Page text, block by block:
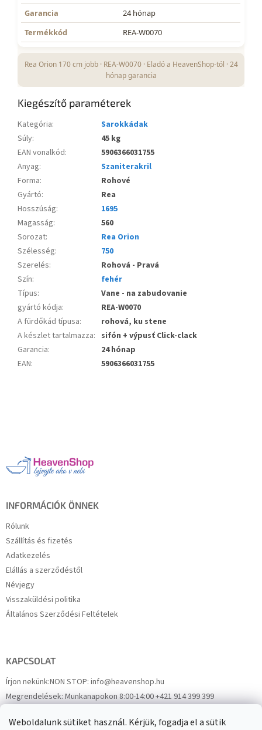
Weboldalunk sütiket használ. Kérjük, fogadja el a sütik
Garancia
24 hónap
Termékkód
REA-W0070
Rea Orion 170 cm jobb · REA-W0070 · Eladó a HeavenShop-tól · 24
hónap garancia
Kiegészítő paraméterek
Kategória:
Sarokkádak
Súly:
45 kg
EAN vonalkód:
5906366031755
Anyag:
Szaniterakril
Forma:
Rohové
Gyártó:
Rea
Hosszúság:
1695
Magasság:
560
Sorozat:
Rea Orion
Szélesség:
750
Szerelés:
Rohová - Pravá
Szín:
fehér
Típus:
Vane - na zabudovanie
gyártó kódja:
REA-W0070
A fürdőkád típusa:
rohová, ku stene
A készlet tartalmazza: sifón + výpusť Click-clack
Garancia:
24 hónap
EAN: 5906366031755
INFORMÁCIÓK ÖNNEK
Rólunk
Szállítás és fizetés
Adatkezelés
Elállás a szerződéstől
Névjegy
Visszaküldési politika
Általános Szerződési Feltételek
KAPCSOLAT
Írjon nekünk:NON STOP: info@heavenshop.hu
Megrendelések:Munkanapokon 8:00-14:00 +421 914 399 399
FacebookHeavenShop.sk